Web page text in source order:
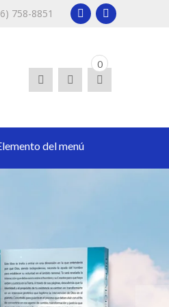
758-8851
0
del menú